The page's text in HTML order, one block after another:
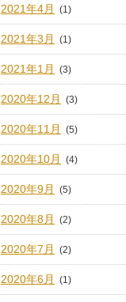
2021年4月 (1)
2021年3月 (1)
2021年1月 (3)
2020年12月 (3)
2020年11月 (5)
2020年10月 (4)
2020年9月 (5)
2020年8月 (2)
2020年7月 (2)
2020年6月 (1)